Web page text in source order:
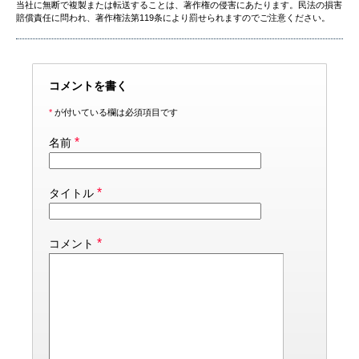
当社に無断で複製または転送することは、著作権の侵害にあたります。民法の損害
賠償責任に問われ、著作権法第119条により罰せられますのでご注意ください。
コメントを書く
* が付いている欄は必須項目です
名前 *
タイトル *
コメント *